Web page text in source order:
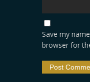
Save my
browser for